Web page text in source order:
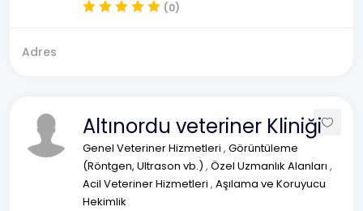
(0)
Adres
Altınordu veteriner Kliniği
Genel Veteriner Hizmetleri , Görüntüleme
(Röntgen, Ultrason vb.) , Özel Uzmanlık Alanları ,
Acil Veteriner Hizmetleri , Aşılama ve Koruyucu
Hekimlik